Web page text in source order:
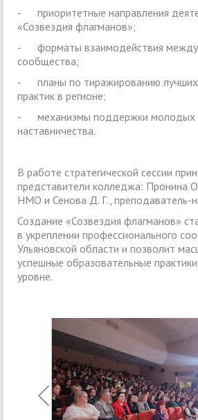
- приоритетные направления
«Созвездия флагманов»;
- форматы взаимодействия между
сообщества;
- планы по тиражированию лучших
практик в регионе;
- механизмы поддержки молодых
наставничества.
В работе стратегической сессии
представители колледжа: Пронина
НМО и Сенова Д. Г., преподаватель-
Создание «Созвездия флагманов»
в укреплении профессионального
Ульяновской области и позволит
успешные образовательные
уровне.